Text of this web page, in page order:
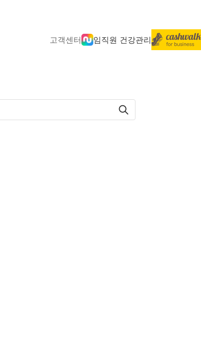
고객센터 임직원 건강관리